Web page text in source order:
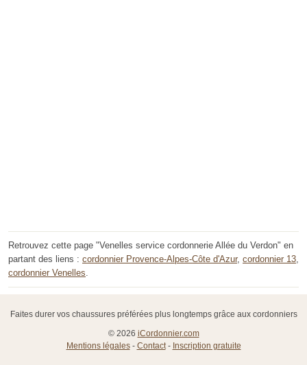
Retrouvez cette page "Venelles service cordonnerie Allée du Verdon" en
partant des liens : cordonnier Provence-Alpes-Côte d'Azur, cordonnier 13
cordonnier Venelles
Faites durer vos chaussures préférées plus longtemps grâce aux cordonniers
© 2026 iCordonnier.com
Mentions légales- Contact- Inscription gratuite